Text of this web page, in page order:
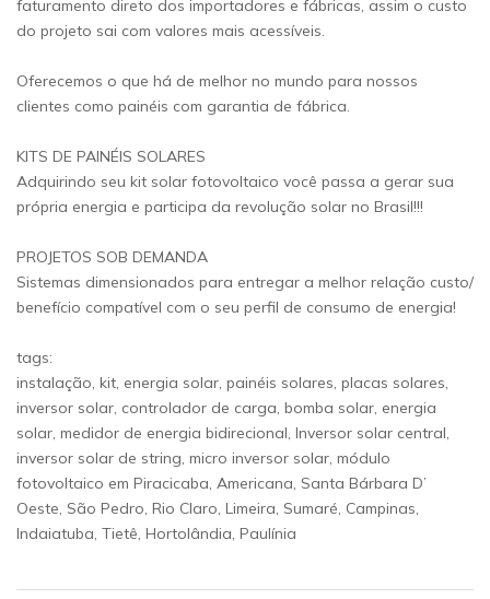
faturamento direto dos importadores e fábricas, assim o custo
do projeto sai com valores mais acessíveis.
Oferecemos o que há de melhor no mundo para nossos
clientes como painéis com garantia de fábrica.
KITS DE PAINÉIS SOLARES
Adquirindo seu kit solar fotovoltaico você passa a gerar sua
própria energia e participa da revolução solar no Brasil!!!
PROJETOS SOB DEMANDA
Sistemas dimensionados para entregar a melhor relação custo/
benefício compatível com o seu perfil de consumo de energia!
tags:
instalação, kit, energia solar, painéis solares, placas solares,
inversor solar, controlador de carga, bomba solar, energia
solar, medidor de energia bidirecional, Inversor solar central,
inversor solar de string, micro inversor solar, módulo
fotovoltaico em Piracicaba, Americana, Santa Bárbara D’
Oeste, São Pedro, Rio Claro, Limeira, Sumaré, Campinas,
Indaiatuba, Tietê, Hortolândia, Paulínia